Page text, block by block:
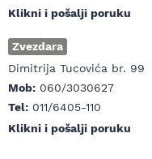
Klikni i pošalji poruku
Zvezdara
Dimitrija Tucovića br. 99
Mob: 060/3030627
Tel: 011/6405-110
Klikni i pošalji poruku